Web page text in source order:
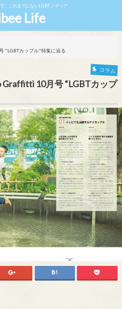
、これまでにないLGBTメディア
Life
"LGBTカップル"特集に迫る
コラム
10月号 “LGBTカップ